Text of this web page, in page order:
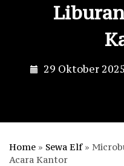
29 Oktober 2025
Home » Sewa Elf»
Acara Kantor